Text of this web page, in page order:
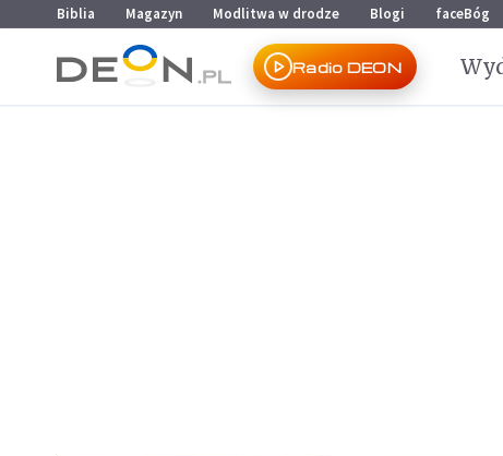
Przejdź do menu głównego
Przejdź do treści
Biblia Magazyn Modlitwa w drodze Blogi faceBóg
Radio DEON